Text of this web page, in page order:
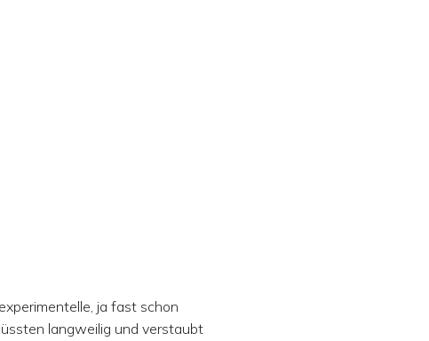
ja fast schon
langweilig und verstaubt